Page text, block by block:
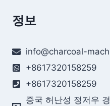
정보
info@charcoal-
+8617320158259
+8617320158259
중국 허난성 정저우